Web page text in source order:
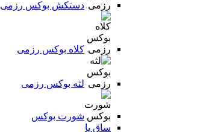
دستکش بوکس رزمی
کلاه بوکس رزمی
لثه بوکس رزمی
شورت بوکس
ساق پا